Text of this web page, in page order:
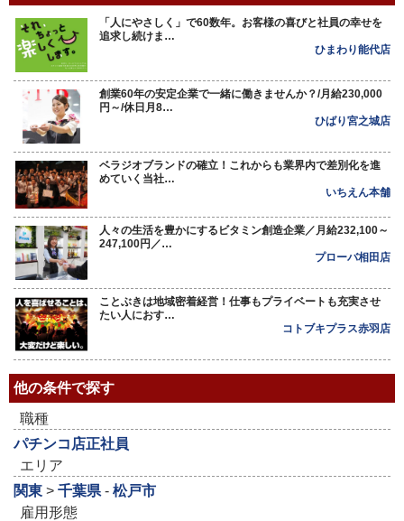
「人にやさしく」で60数年。お客様の喜びと社員の幸せを
追求し続けま…
ひまわり能代店
創業60年の安定企業で一緒に働きませんか？/月給230,000
円～/休日月8…
ひばり宮之城店
ベラジオブランドの確立！これからも業界内で差別化を進
めていく当社…
いちえん本舗
人々の生活を豊かにするビタミン創造企業／月給232,100～
247,100円／…
プローバ相田店
ことぶきは地域密着経営！仕事もプライベートも充実させ
たい人におす…
コトブキプラス赤羽店
他の条件で探す
職種
パチンコ店正社員
エリア
関東 > 千葉県- 松戸市
雇用形態